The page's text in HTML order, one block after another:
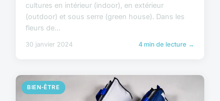
cultures en intérieur (indoor), en extérieur
(outdoor) et sous serre (green house). Dans les
fleurs de...
30 janvier 2024 4 min de lecture →
BIEN-ÊTRE